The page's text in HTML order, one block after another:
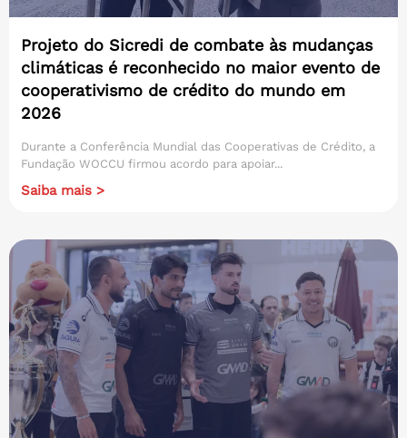
Projeto do Sicredi de combate às mudanças
climáticas é reconhecido no maior evento de
cooperativismo de crédito do mundo em
2026
Durante a Conferência Mundial das Cooperativas de Crédito, a
Fundação WOCCU firmou acordo para apoiar...
Saiba mais >